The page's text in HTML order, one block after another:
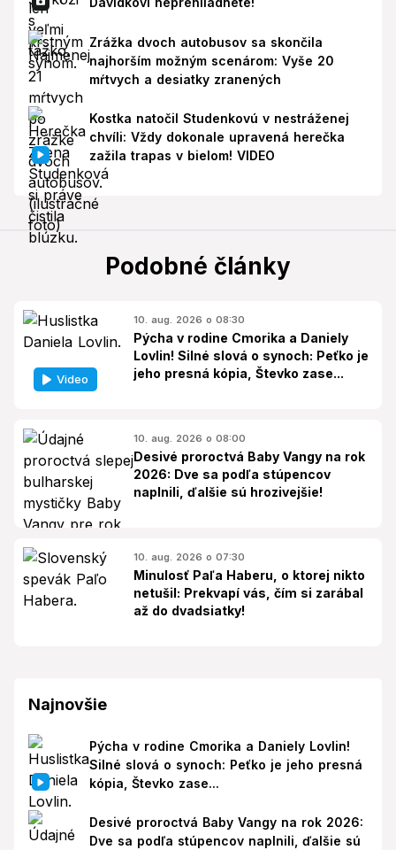
Zrážka dvoch autobusov sa skončila
najhorším možným scenárom: Vyše 20
mŕtvych a desiatky zranených
Kostka natočil Studenkovú v nestráženej
chvíli: Vždy dokonale upravená herečka
zažila trapas v bielom! VIDEO
Podobné články
Video
10. aug. 2026 o 08:30
Pýcha v rodine Cmorika a Daniely
Lovlin! Silné slová o synoch: Peťko je
jeho presná kópia, Števko zase...
10. aug. 2026 o 08:00
Desivé proroctvá Baby Vangy na rok
2026: Dve sa podľa stúpencov
naplnili, ďalšie sú hrozivejšie!
10. aug. 2026 o 07:30
Minulosť Paľa Haberu, o ktorej nikto
netušil: Prekvapí vás, čím si zarábal
až do dvadsiatky!
Najnovšie
Pýcha v rodine Cmorika a Daniely Lovlin!
Silné slová o synoch: Peťko je jeho presná
kópia, Števko zase...
Desivé proroctvá Baby Vangy na rok 2026:
Dve sa podľa stúpencov naplnili, ďalšie sú